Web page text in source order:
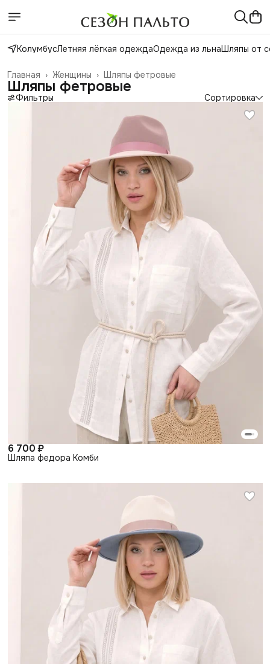
КолумбусЛетняя лёгкая одеждаОдежда из льнаШляпы от
Шляпы фетровые
Женщины ›
Главная ›
Шляпы фетровые
Фильтры Сортировка
6 700 ₽
Шляпа федора Комби